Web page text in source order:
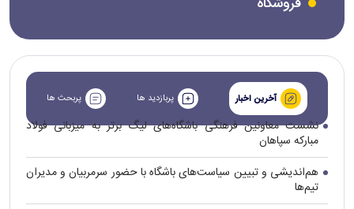
آخرین اخبار پربازدید ها پربحث ها
نشست معاونین فرهنگی باشگاه‌های لیگ برتر به میزبانی فولاد
مبارکه سپاهان
هم‌اندیشی و تبیین سیاست‌های باشگاه با حضور سرمربیان و مدیران
تیم‌ها